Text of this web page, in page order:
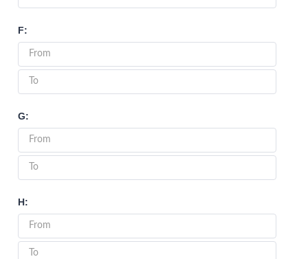
F:
G:
H: